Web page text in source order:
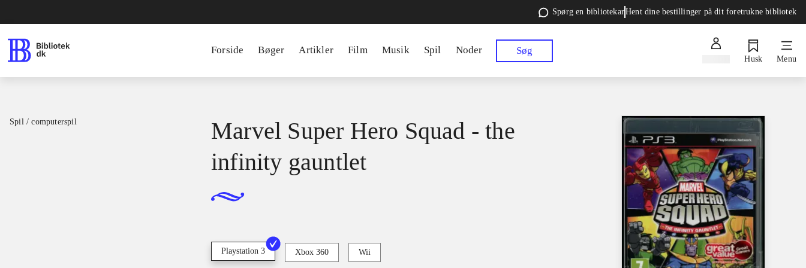
Spørg en bibliotekarHent dine bestillinger på dit foretrukne bibliotek
Forside Bøger Artikler Film Musik Spil Noder Søg
Husk Menu
Spil / computerspil
Marvel Super Hero Squad - the
infinity gauntlet
Playstation 3 Xbox 360 Wii